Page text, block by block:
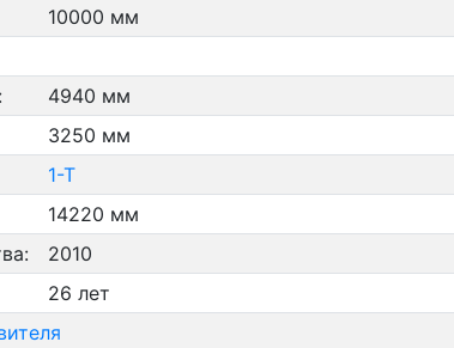
10000 мм
4940 мм
3250 мм
1-Т
14220 мм
2010
26 лет